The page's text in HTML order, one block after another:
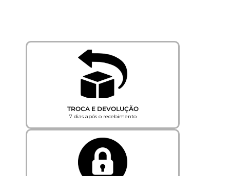
TROCA E DEVOLUÇÃO
7 dias após o recebimento